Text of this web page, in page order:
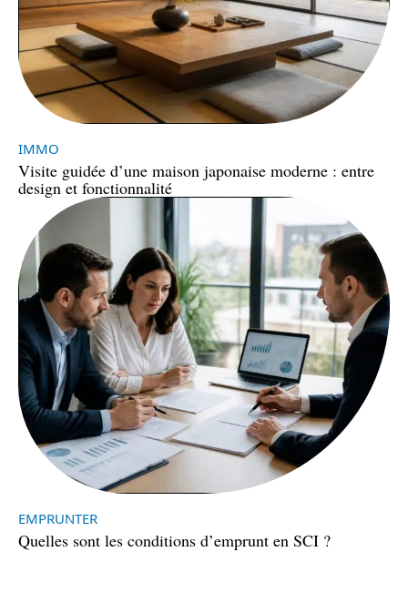
IMMO
Visite guidée d’une maison japonaise moderne : entre
design et fonctionnalité
EMPRUNTER
Quelles sont les conditions d’emprunt en SCI ?